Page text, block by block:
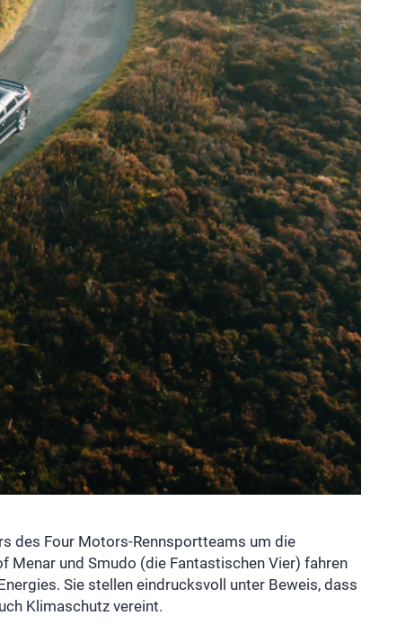
des Four Motors-Rennsportteams um die
Menar und Smudo (die Fantastischen Vier) fahren
Sie stellen eindrucksvoll unter Beweis, dass
Klimaschutz vereint.